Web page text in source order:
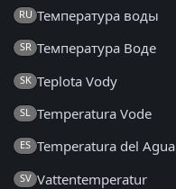
RU Температура воды
SR Температура Воде
SK Teplota Vody
SL Temperatura Vode
ES Temperatura del Agua
SV Vattentemperatur